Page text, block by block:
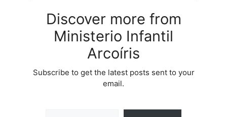
Discover more from
Ministerio Infantil
Arcoíris
Subscribe to get the latest posts sent to your
email.